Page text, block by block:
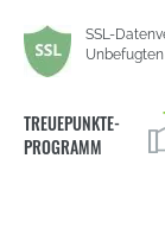
SSL-
TREUEPUNKTE-
PROGRAMM